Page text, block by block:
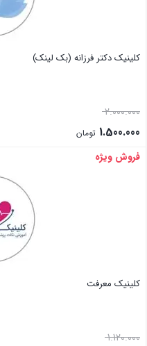
کلینیک دکتر فرزانه (بک لینک)
2.000.000
1.500.000 تومان
بستن
فروش ویژه
کلینیک معرفت
1.120.000